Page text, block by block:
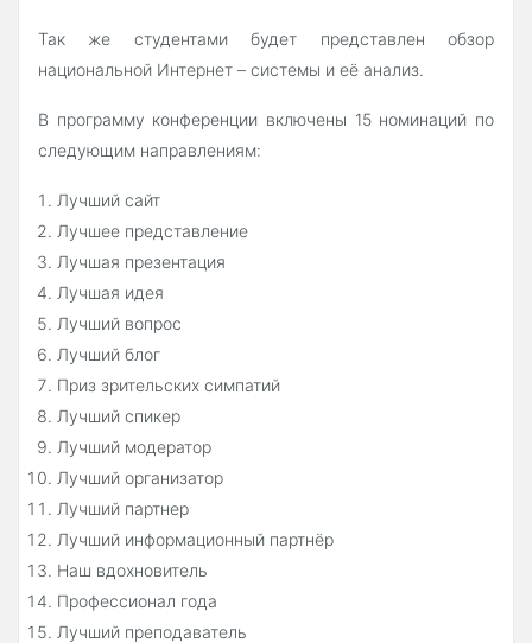
Так же студентами будет представлен обзор
национальной Интернет – системы и её анализ.
В программу конференции включены 15 номинаций по
следующим направлениям:
Лучший сайт
Лучшее представление
Лучшая презентация
Лучшая идея
Лучший вопрос
Лучший блог
Приз зрительских симпатий
Лучший спикер
Лучший модератор
Лучший организатор
Лучший партнер
Лучший информационный партнёр
Наш вдохновитель
Профессионал года
Лучший преподаватель